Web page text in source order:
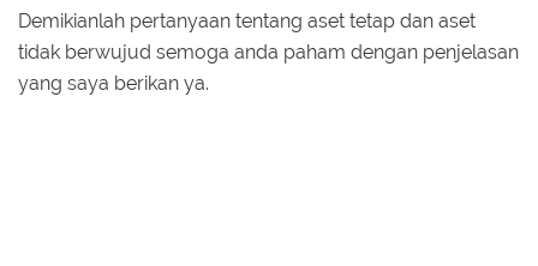
Demikianlah pertanyaan tentang aset tetap dan aset
tidak berwujud semoga anda paham dengan penjelasan
yang saya berikan ya.